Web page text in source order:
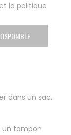
la politique
dans un sac,
un tampon